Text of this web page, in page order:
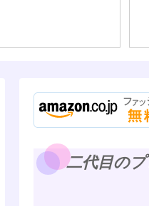
二代目の